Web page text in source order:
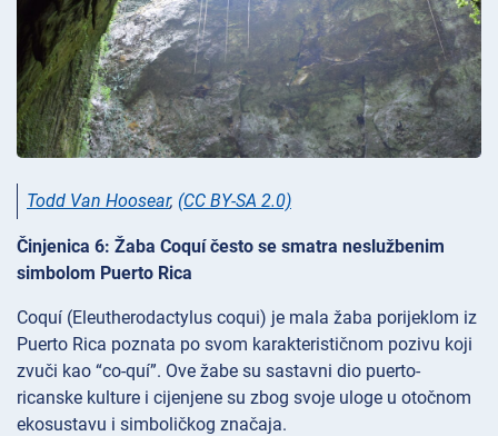
Todd Van Hoosear, (CC BY-SA 2.0)
Činjenica 6: Žaba Coquí često se smatra neslužbenim
simbolom Puerto Rica
Coquí (Eleutherodactylus coqui) je mala žaba porijeklom iz
Puerto Rica poznata po svom karakterističnom pozivu koji
zvuči kao “co-quí”. Ove žabe su sastavni dio puerto-
ricanske kulture i cijenjene su zbog svoje uloge u otočnom
ekosustavu i simboličkog značaja.